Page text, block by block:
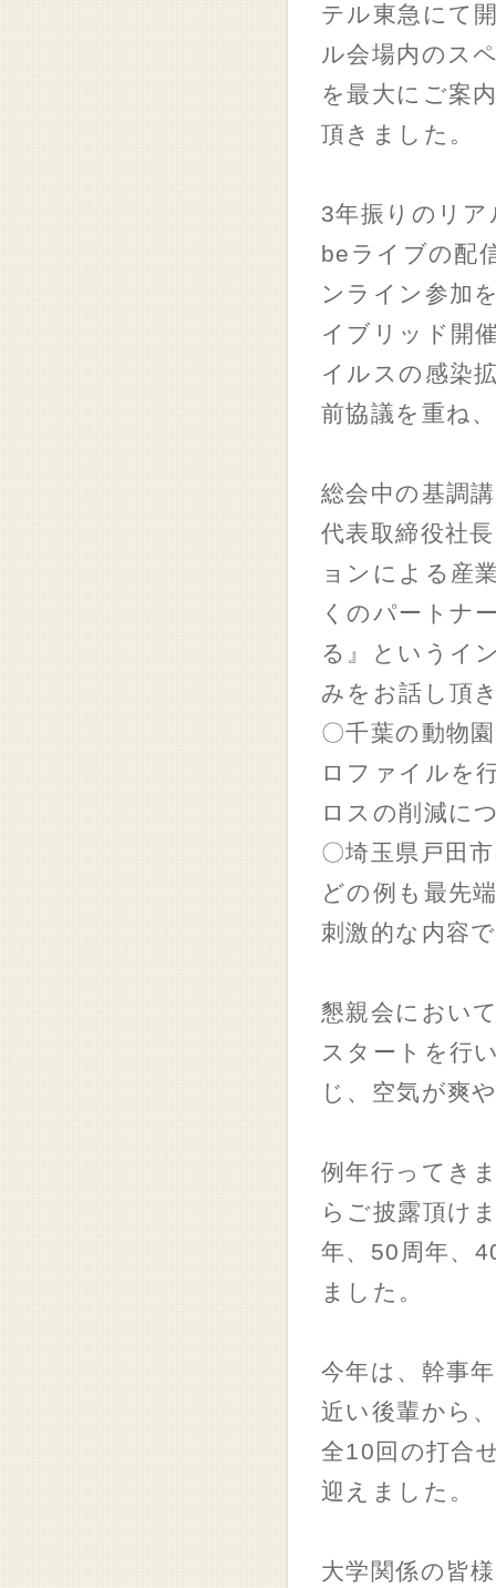
テル東急にて
ル会場内のス
を最大にご案
頂きました。
3年振りのリ
beライブの配
ンライン参加
イブリッド開
イルスの感染
前協議を重ね
総会中の基調
代表取締役社
ョンによる産
くのパートナ
る』というイ
みをお話し頂
〇千葉の動物
ロファイルを
ロスの削減に
〇埼玉県戸田
どの例も最先
刺激的な内容
懇親会におい
スタートを行
じ、空気が爽
例年行ってき
らご披露頂け
年、50周年、
ました。
今年は、幹事
近い後輩から
全10回の打合
迎えました。
大学関係の皆